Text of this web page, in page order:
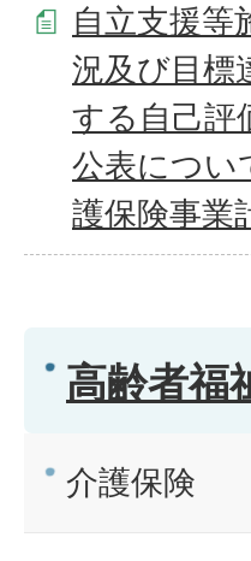
自立支援等
況及び目標
する自己評
公表につい
護保険事業
高齢者福
介護保険